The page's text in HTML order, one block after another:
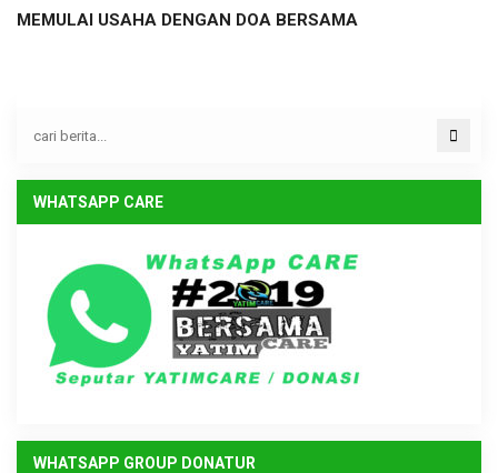
MEMULAI USAHA DENGAN DOA BERSAMA
WHATSAPP CARE
WHATSAPP GROUP DONATUR